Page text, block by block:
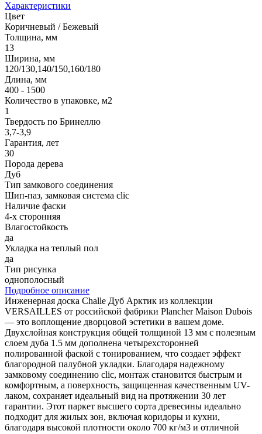
Характеристики
Цвет
Коричневый / Бежевый
Толщина, мм
13
Ширина, мм
120/130,140/150,160/180
Длина, мм
400 - 1500
Количество в упаковке, м2
1
Твердость по Бринеллю
3,7-3,9
Гарантия, лет
30
Порода дерева
Дуб
Тип замкового соединения
Шип-паз, замковая система clic
Наличие фаски
4-х сторонняя
Влагостойкость
да
Укладка на теплый пол
да
Тип рисунка
однополосный
Подробное описание
Инженерная доска Challe Дуб Арктик из коллекции
VERSAILLES от российской фабрики Plancher Maison Dubois
— это воплощение дворцовой эстетики в вашем доме.
Двухслойная конструкция общей толщиной 13 мм с полезным
слоем дуба 1.5 мм дополнена четырехсторонней
полированной фаской с тонированием, что создает эффект
благородной палубной укладки. Благодаря надежному
замковому соединению clic, монтаж становится быстрым и
комфортным, а поверхность, защищенная качественным UV-
лаком, сохраняет идеальный вид на протяжении 30 лет
гарантии. Этот паркет высшего сорта древесины идеально
подходит для жилых зон, включая коридоры и кухни,
благодаря высокой плотности около 700 кг/м3 и отличной